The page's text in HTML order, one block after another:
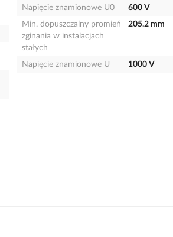
Napięcie znamionowe U0
600 V
Min. dopuszczalny promień
zginania w instalacjach
stałych
205.2 mm
Napięcie znamionowe U 1000 V